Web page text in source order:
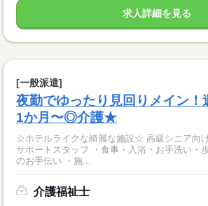
求人詳細を見る
[一般派遣]
夜勤でゆったり見回りメイン！
1か月〜◎介護★
☆ホテルライクな綺麗な施設☆ 高級シニア向
サポートスタッフ ・食事・入浴・お手洗い・歩行 など身のまわり
のお手伝い ・施...
介護福祉士